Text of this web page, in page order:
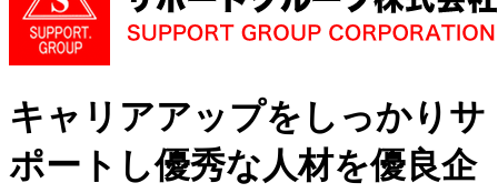
キャリアアップをしっかりサ
ポートし優秀な人材を優良企